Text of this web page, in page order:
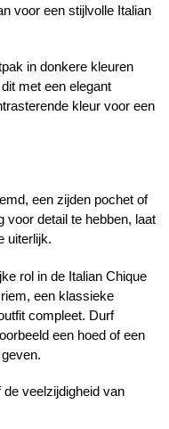
voor een stijlvolle Italian
in donkere kleuren
met een elegant
kleur voor een
een zijden pochet of
voor detail te hebben, laat
uiterlijk.
rol in de Italian Chique
een klassieke
compleet. Durf
een hoed of een
veelzijdigheid van